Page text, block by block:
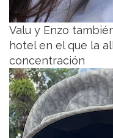
Valu y Enzo
hotel en el que la
concentración